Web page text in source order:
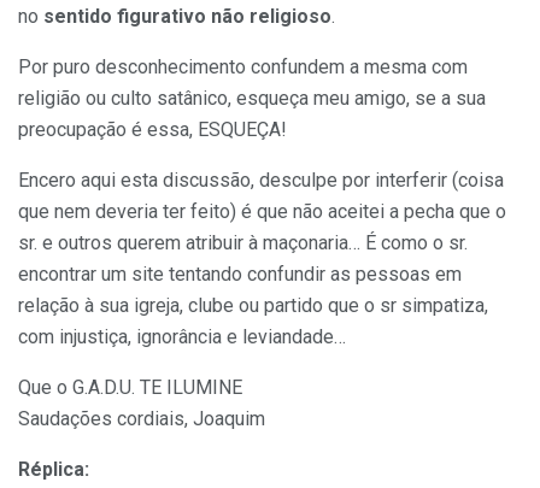
no sentido figurativo não religioso.
Por puro desconhecimento confundem a mesma com
religião ou culto satânico, esqueça meu amigo, se a sua
preocupação é essa, ESQUEÇA!
Encero aqui esta discussão, desculpe por interferir (coisa
que nem deveria ter feito) é que não aceitei a pecha que o
sr. e outros querem atribuir à maçonaria… É como o sr.
encontrar um site tentando confundir as pessoas em
relação à sua igreja, clube ou partido que o sr simpatiza,
com injustiça, ignorância e leviandade…
Que o G.A.D.U. TE ILUMINE
Saudações cordiais, Joaquim
Réplica: